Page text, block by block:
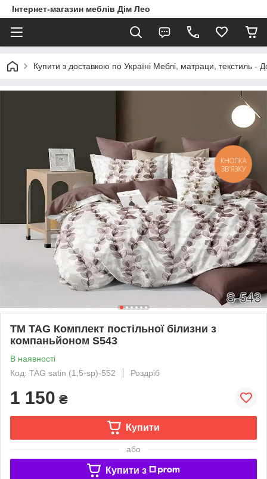
Інтернет-магазин меблів Дім Лео
Купити з доставкою по Україні Меблі, матраци, текстиль -
ТМ TAG Комплект постільної білизни з
компаньйоном S543
В наявності
Код: TAG satin (1,5-sp)-552
Роздріб
1 150 ₴
Купити
або
Купити з
КНОПКА
ЗВ'ЯЗКУ